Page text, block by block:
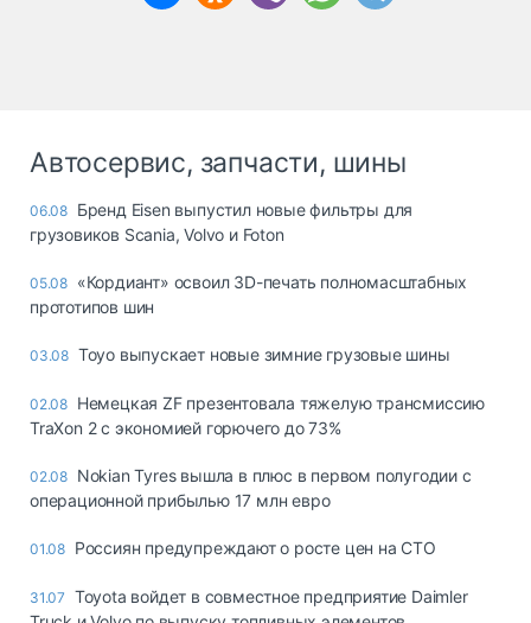
Автосервис, запчасти, шины
06.08 Бренд Eisen выпустил новые фильтры для
грузовиков Scania, Volvo и Foton
05.08 «Кордиант» освоил 3D-печать полномасштабных
прототипов шин
03.08 Toyo выпускает новые зимние грузовые шины
02.08 Немецкая ZF презентовала тяжелую трансмиссию
TraXon 2 с экономией горючего до 73%
02.08 Nokian Tyres вышла в плюс в первом полугодии с
операционной прибылью 17 млн евро
01.08 Россиян предупреждают о росте цен на СТО
31.07 Toyota войдет в совместное предприятие Daimler